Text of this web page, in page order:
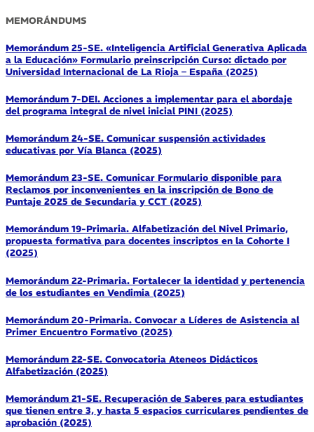
MEMORÁNDUMS
Memorándum 25-SE. «Inteligencia Artificial Generativa Aplicada
a la Educación» Formulario preinscripción Curso: dictado por
Universidad Internacional de La Rioja – España (2025)
Memorándum 7-DEI. Acciones a implementar para el abordaje
del programa integral de nivel inicial PINI (2025)
Memorándum 24-SE. Comunicar suspensión actividades
educativas por Vía Blanca (2025)
Memorándum 23-SE. Comunicar Formulario disponible para
Reclamos por inconvenientes en la inscripción de Bono de
Puntaje 2025 de Secundaria y CCT (2025)
Memorándum 19-Primaria. Alfabetización del Nivel Primario,
propuesta formativa para docentes inscriptos en la Cohorte I
(2025)
Memorándum 22-Primaria. Fortalecer la identidad y pertenencia
de los estudiantes en Vendimia (2025)
Memorándum 20-Primaria. Convocar a Líderes de Asistencia al
Primer Encuentro Formativo (2025)
Memorándum 22-SE. Convocatoria Ateneos Didácticos
Alfabetización (2025)
Memorándum 21-SE. Recuperación de Saberes para estudiantes
que tienen entre 3, y hasta 5 espacios curriculares pendientes de
aprobación (2025)